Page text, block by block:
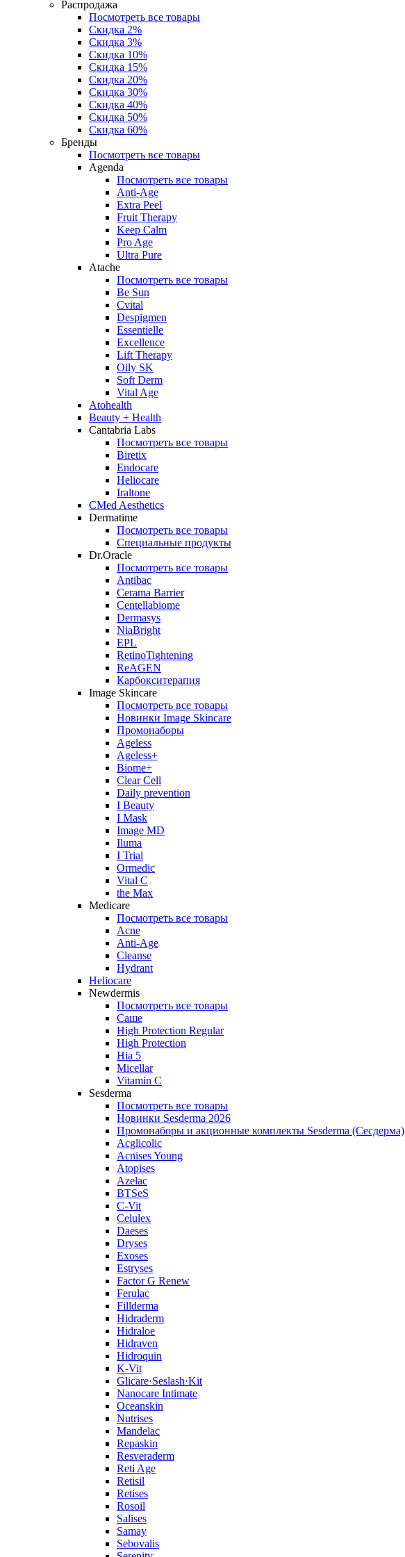
Распродажа
Посмотреть все товары
Скидка 2%
Скидка 3%
Скидка 10%
Скидка 15%
Скидка 20%
Скидка 30%
Скидка 40%
Скидка 50%
Скидка 60%
Бренды
Посмотреть все товары
Agenda
Посмотреть все товары
Anti‑Age
Extra Peel
Fruit Therapy
Keep Calm
Pro Age
Ultra Pure
Atache
Посмотреть все товары
Be Sun
Cvital
Despigmen
Essentielle
Excellence
Lift Therapy
Oily SK
Soft Derm
Vital Age
Atohealth
Beauty + Health
Cantabria Labs
Посмотреть все товары
Biretix
Endocare
Heliocare
Iraltone
CMed Aesthetics
Dermatime
Посмотреть все товары
Специальные продукты
Dr.Oracle
Посмотреть все товары
Antibac
Cerama Barrier
Centellabiome
Dermasys
NiaBright
EPL
RetinoTightening
ReAGEN
Карбокситерапия
Image Skincare
Посмотреть все товары
Новинки Image Skincare
Промонаборы
Ageless
Ageless+
Biome+
Clear Cell
Daily prevention
I Beauty
I Mask
Image MD
Iluma
I Trial
Ormedic
Vital C
the Max
Medicare
Посмотреть все товары
Acne
Anti‑Age
Cleanse
Hydrant
Heliocare
Newdermis
Посмотреть все товары
Саше
High Protection Regular
High Protection
Hia 5
Micellar
Vitamin C
Sesderma
Посмотреть все товары
Новинки Sesderma 2026
Промонаборы и акционные комплекты Sesderma (Сесдерма)
Acglicolic
Acnises Young
Atopises
Azelac
BTSeS
C‑Vit
Celulex
Daeses
Dryses
Exoses
Estryses
Factor G Renew
Ferulac
Fillderma
Hidraderm
Hidraloe
Hidraven
Hidroquin
K-Vit
Glicare·Seslash·Kit
Nanocare Intimate
Oceanskin
Nutrises
Mandelac
Repaskin
Resveraderm
Reti Age
Retisil
Retises
Rosoil
Salises
Samay
Sebovalis